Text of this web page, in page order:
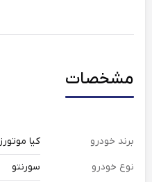
مشخصات
برند خودرو
کیا موتورز
نوع خودرو
سورنتو